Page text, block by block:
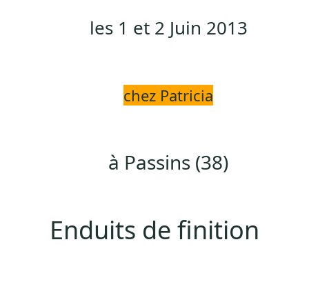
les 1 et 2 Juin 2013
chez Patricia
à Passins (38)
Enduits de finition